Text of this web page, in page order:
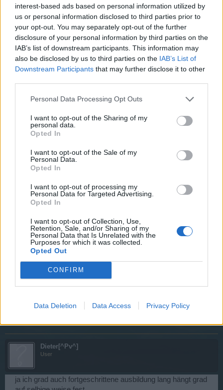
interest-based ads based on personal information utilized by
us or personal information disclosed to third parties prior to
your opt-out. You may separately opt-out of the further
disclosure of your personal information by third parties on the
IAB’s list of downstream participants. This information may
also be disclosed by us to third parties on the IAB’s List of
Downstream Participants that may further disclose it to other
Personal Data Processing Opt Outs
I want to opt-out of the Sharing of my
personal data.
Opted In
I want to opt-out of the Sale of my
Personal Data.
Opted In
I want to opt-out of processing my
Personal Data for Targeted Advertising.
Opted In
I want to opt-out of Collection, Use,
Retention, Sale, and/or Sharing of my
Personal Data that Is Unrelated with the
Purposes for which it was collected.
Opted Out
CONFIRM
Data Deletion Data Access Privacy Policy
HyIAmNew
Hy, gibt es noch Admins zu dem Spiel hier ? Ingamechat
konnt ich leider keinen finden.
Bei mir steckt in der Werkstatt eine Kannone verbuggt, die
somit meinen Slot. Das auch nach Stunden nun ... Login
Logout etc alles nichts gebracht.
Das Problem hat sich 24 Std später (direkt nach dem
Server Update 05.05 ENDLICH gelöst)!
22 Februar 2024
chillow11
User
Dieter[^Pv^]
User
ja ich grad auch fortgeschrittene ausbildung lang hängt grad